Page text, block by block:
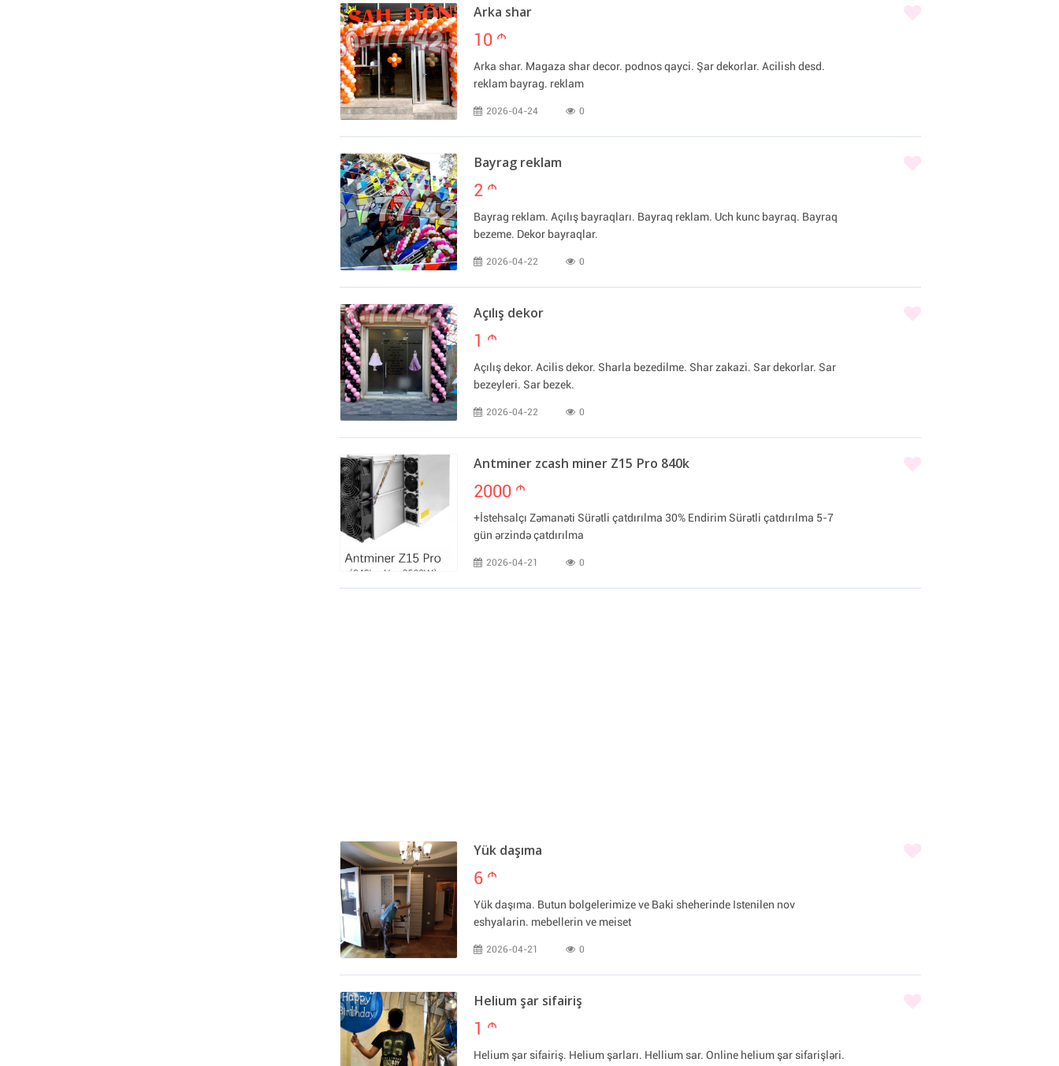
Arka shar
10 m
Arka shar. Magaza shar decor. podnos qayci. Şar dekorlar. Acilish desd.
reklam bayrag. reklam
2026-04-24 0
Bayrag reklam
2 m
Bayrag reklam. Açılış bayraqları. Bayraq reklam. Uch kunc bayraq. Bayraq
bezeme. Dekor bayraqlar.
2026-04-22 0
Açılış dekor
1 m
Açılış dekor. Acilis dekor. Sharla bezedilme. Shar zakazi. Sar dekorlar. Sar
bezeyleri. Sar bezek.
2026-04-22 0
Antminer zcash miner Z15 Pro 840k
2000 m
+İstehsalçı Zəmanəti Sürətli çatdırılma 30% Endirim Sürətli çatdırılma 5-7
gün ərzində çatdırılma
2026-04-21 0
Yük daşıma
6 m
Yük daşıma. Butun bolgelerimize ve Baki sheherinde Istenilen nov
eshyalarin. mebellerin ve meiset
2026-04-21 0
Helium şar sifairiş
1 m
Helium şar sifairiş. Helium şarları. Hellium sar. Online helium şar sifarişləri.